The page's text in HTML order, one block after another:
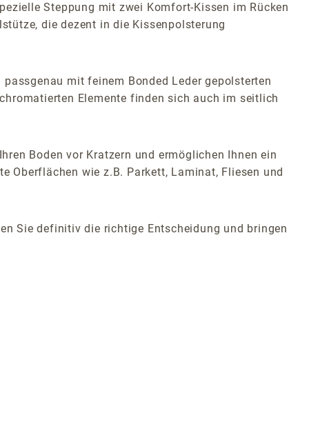
Steppung mit zwei Komfort-Kissen im Rücken
die dezent in die Kissenpolsterung
mit feinem Bonded Leder gepolsterten
Elemente finden sich auch im seitlich
Boden vor Kratzern und ermöglichen Ihnen ein
Oberflächen wie z.B. Parkett, Laminat, Fliesen und
Sie definitiv die richtige Entscheidung und bringen